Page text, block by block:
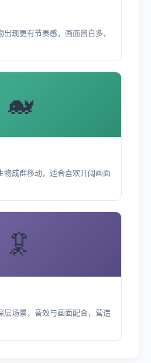
现更有节奏感，画面留白多，
🐋
物成群移动，适合喜欢开阔画面
🦑
层场景，音效与画面配合，营造